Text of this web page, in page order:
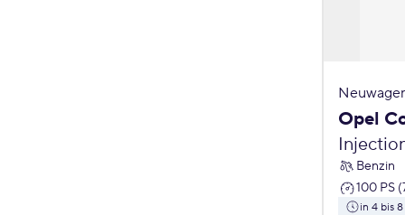
Opel
Benzin
100 PS
in 4 bis